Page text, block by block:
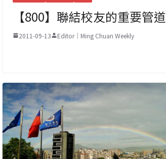
【800】聯結校友的重要管道
2011-09-13 Editor｜Ming Chuan Weekly